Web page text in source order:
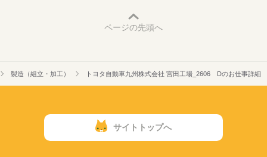
ページの先頭へ
製造（組立・加工） トヨタ自動車九州株式会社 宮田工場_2606 Dのお仕事詳細
サイトトップへ